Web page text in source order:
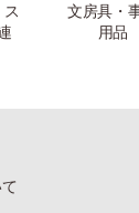
文房具・
用品